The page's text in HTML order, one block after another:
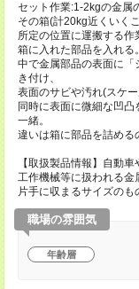
セット作業:1-2kgの金属
その箱(計20kg近くいく
所定の位置に運搬する
箱に入れた部品を入れる。
中で金属部品の表面に「
き付け、
表面のサビや汚れ(スケー
同時に表面に微細な凹
一緒。
違いは箱に部品を詰める
【取扱製品情報】自動車
工作機械等に扱われる金
片手に収まるサイズのも
職場の雰囲気
年齢層